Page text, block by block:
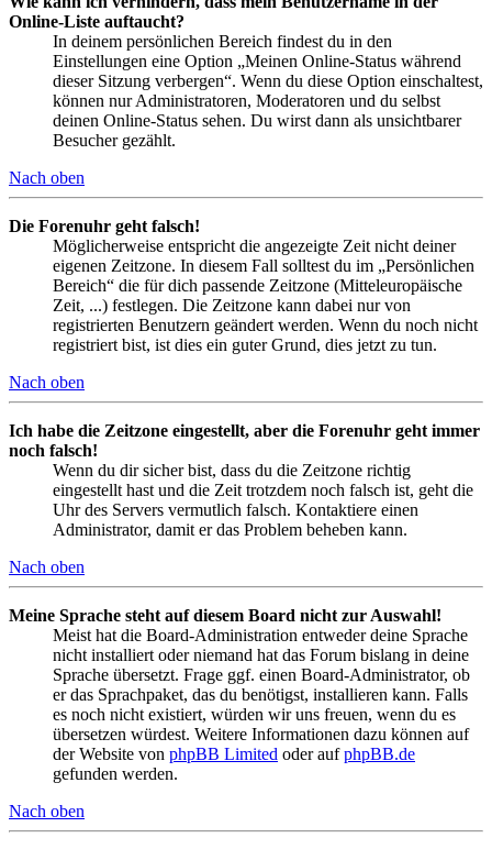
Online-Liste auftaucht?
In deinem persönlichen Bereich findest du in den
Einstellungen eine Option „Meinen Online-Status während
dieser Sitzung verbergen“. Wenn du diese Option einschaltest,
können nur Administratoren, Moderatoren und du selbst
deinen Online-Status sehen. Du wirst dann als unsichtbarer
Besucher gezählt.
Nach oben
Die Forenuhr geht falsch!
Möglicherweise entspricht die angezeigte Zeit nicht deiner
eigenen Zeitzone. In diesem Fall solltest du im „Persönlichen
Bereich“ die für dich passende Zeitzone (Mitteleuropäische
Zeit, ...) festlegen. Die Zeitzone kann dabei nur von
registrierten Benutzern geändert werden. Wenn du noch nicht
registriert bist, ist dies ein guter Grund, dies jetzt zu tun.
Nach oben
Ich habe die Zeitzone eingestellt, aber die Forenuhr geht immer
noch falsch!
Wenn du dir sicher bist, dass du die Zeitzone richtig
eingestellt hast und die Zeit trotzdem noch falsch ist, geht die
Uhr des Servers vermutlich falsch. Kontaktiere einen
Administrator, damit er das Problem beheben kann.
Nach oben
Meine Sprache steht auf diesem Board nicht zur Auswahl!
Meist hat die Board-Administration entweder deine Sprache
nicht installiert oder niemand hat das Forum bislang in deine
Sprache übersetzt. Frage ggf. einen Board-Administrator, ob
er das Sprachpaket, das du benötigst, installieren kann. Falls
es noch nicht existiert, würden wir uns freuen, wenn du es
übersetzen würdest. Weitere Informationen dazu können auf
der Website von phpBB Limited oder aufphpBB.de
gefunden werden.
Nach oben